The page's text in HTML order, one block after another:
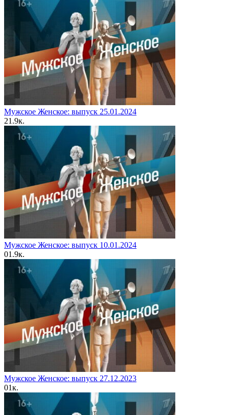
Мужское Женское: выпуск 25.01.2024
21.9к.
Мужское Женское: выпуск 10.01.2024
01.9к.
Мужское Женское: выпуск 27.12.2023
01к.